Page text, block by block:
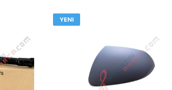
YENI